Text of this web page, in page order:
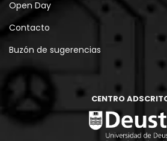
Open Day
Contacto
Buzón de sugerencias
CENTRO